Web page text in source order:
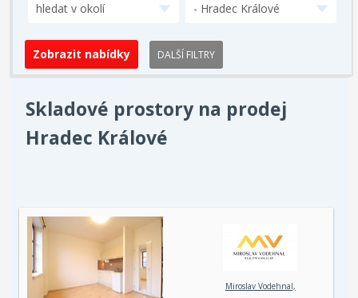
hledat v okolí - Hradec Králové
DALŠÍ FILTRY
Skladové prostory na prodej
Hradec Králové
Miroslav Vodehnal,